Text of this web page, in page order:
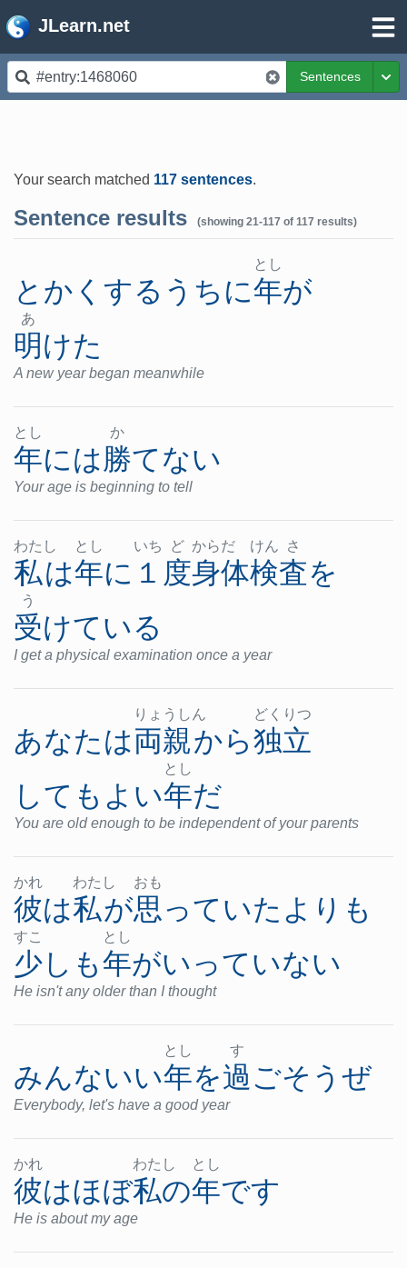
JLearn.net
Sentences
Your search matched 117 sentences.
Sentence results (showing 21-117 of 117 results)
とかく する うち に
とし
年が
あ
明けた
A new year began meanwhile
とし
年には
か
勝てない
Your age is beginning to tell
わた し
私は
とし
年に
いち ど
１度
からだ
身体
けん さ
検査を
う
受けている
I get a physical examination once a year
あなたは
りょ うしん
両親から
どく りつ
独立
しても よい
とし
年だ
You are old enough to be independent of your parents
かれ
彼は
わた し
私が
おも
思っていた よりも
すこ
少しも
とし
年がいっていない
He isn't any older than I thought
みんないい
とし
年を
す
過ごそう ぜ
Everybody, let's have a good year
かれ
彼はほぼ
わた し
私の
とし
年です
He is about my age